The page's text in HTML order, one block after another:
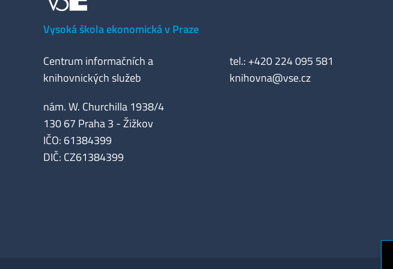
Vysoká škola ekonomická v Praze
Centrum informačních a
knihovnických služeb
tel.: +420 224 095 581
knihovna@vse.cz
nám. W. Churchilla 1938/4
130 67 Praha 3 - Žižkov
IČO: 61384399
DIČ: CZ61384399